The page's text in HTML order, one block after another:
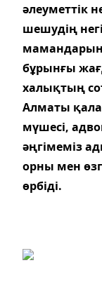
әлеуметтік
шешудің
бұрынғы
халықтың
Алматы
мүшесі,
әңгімеміз
орны мен
өрбіді.